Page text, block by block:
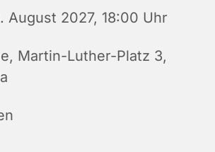
August 2027, 18:00 Uhr
Martin-Luther-Platz 3,